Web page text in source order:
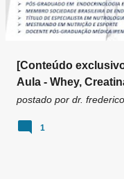
[Conteúdo
Aula - Whey,
postado por dr.
1